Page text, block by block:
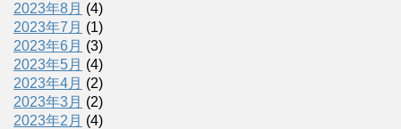
2023年8月 (4)
2023年7月 (1)
2023年6月 (3)
2023年5月 (4)
2023年4月 (2)
2023年3月 (2)
2023年2月 (4)